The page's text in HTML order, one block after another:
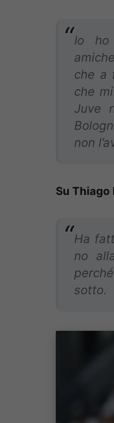
Io ho
che a
che
Juve
non
Su
Ha
no
sotto.